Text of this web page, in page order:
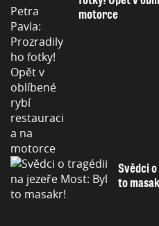
motorce
Svědci
to